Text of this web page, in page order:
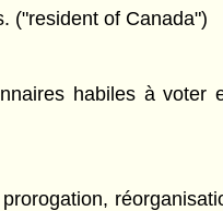
("resident of Canada")
habiles à voter